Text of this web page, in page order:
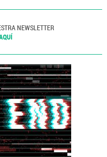
NEWSLETTER